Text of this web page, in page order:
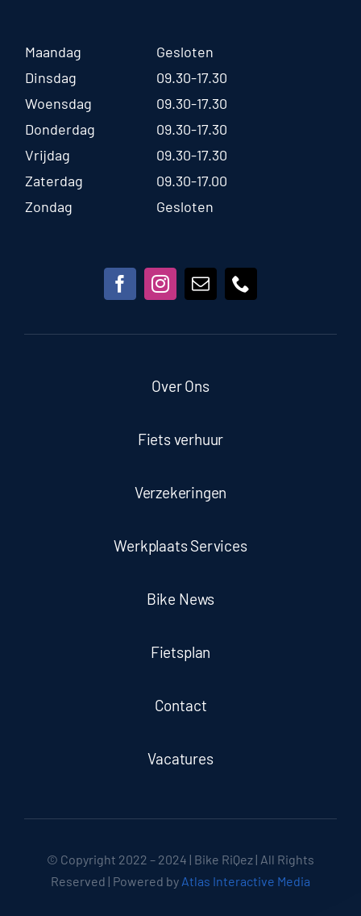
Maandag
Gesloten
Dinsdag
09.30-17.30
Woensdag
09.30-17.30
Donderdag
09.30-17.30
Vrijdag
09.30-17.30
Zaterdag
09.30-17.00
Zondag
Gesloten
Over Ons
Fiets verhuur
Verzekeringen
Werkplaats Services
Bike News
Fietsplan
Contact
Vacatures
© Copyright 2022 – 2024 | Bike RiQez | All Rights
Reserved | Powered by Atlas Interactive Media